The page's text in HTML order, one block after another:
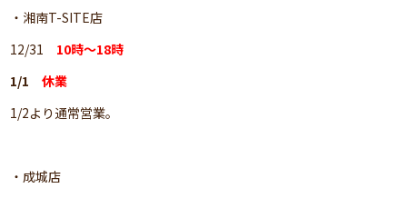
・湘南T-SITE店
12/31 10時～18時
1/1休業
1/2より通常営業。
・成城店